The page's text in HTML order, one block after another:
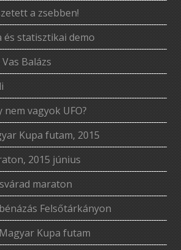
a zsebben!
és statisztikai demo
Balázs
nem vagyok UFO?
Kupa futam, 2015
2015 június
maraton
Felsőtárkányon
Kupa futam